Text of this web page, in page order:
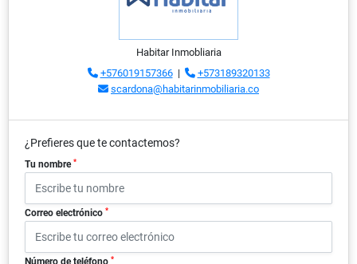
Habitar Inmobliaria
+576019157366|
+573189320133
scardona@habitarinmobiliaria.co
¿Prefieres que te contactemos?
Tu nombre *
Correo electrónico *
*